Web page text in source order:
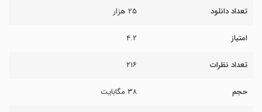
تعداد دانلود ۲۵ هزار
امتیاز ۴.۲
تعداد نظرات ۲۱۶
حجم ۳۸ مگابایت